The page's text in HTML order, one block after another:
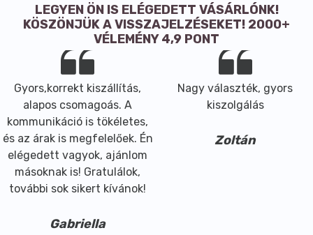
LEGYEN ÖN IS ELÉGEDETT VÁSÁRLÓNK!
KÖSZÖNJÜK A VISSZAJELZÉSEKET! 2000+
VÉLEMÉNY 4,9 PONT
Gyors,korrekt kiszállítás,
alapos csomagoás. A
kommunikáció is tökéletes,
és az árak is megfelelőek. Én
elégedett vagyok, ajánlom
másoknak is! Gratulálok,
további sok sikert kívánok!
Gabriella
Nagy választék, gyors
kiszolgálás
Zoltán